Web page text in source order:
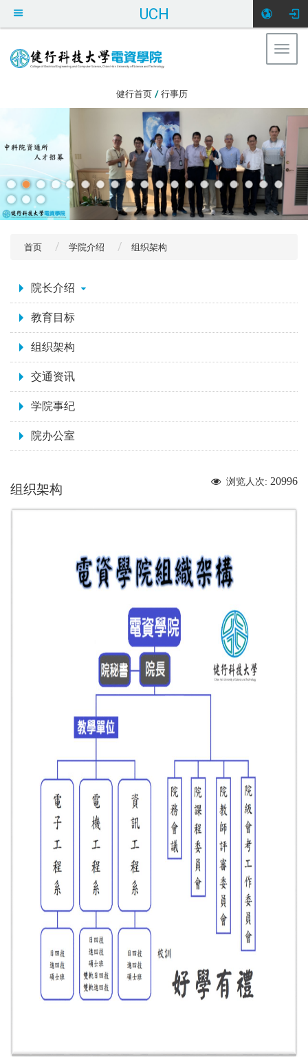
UCH
健行首页 / 行事历
首页 学院介绍 组织架构
院长介绍
教育目标
组织架构
交通资讯
学院事纪
院办公室
浏览人次: 20996
组织架构